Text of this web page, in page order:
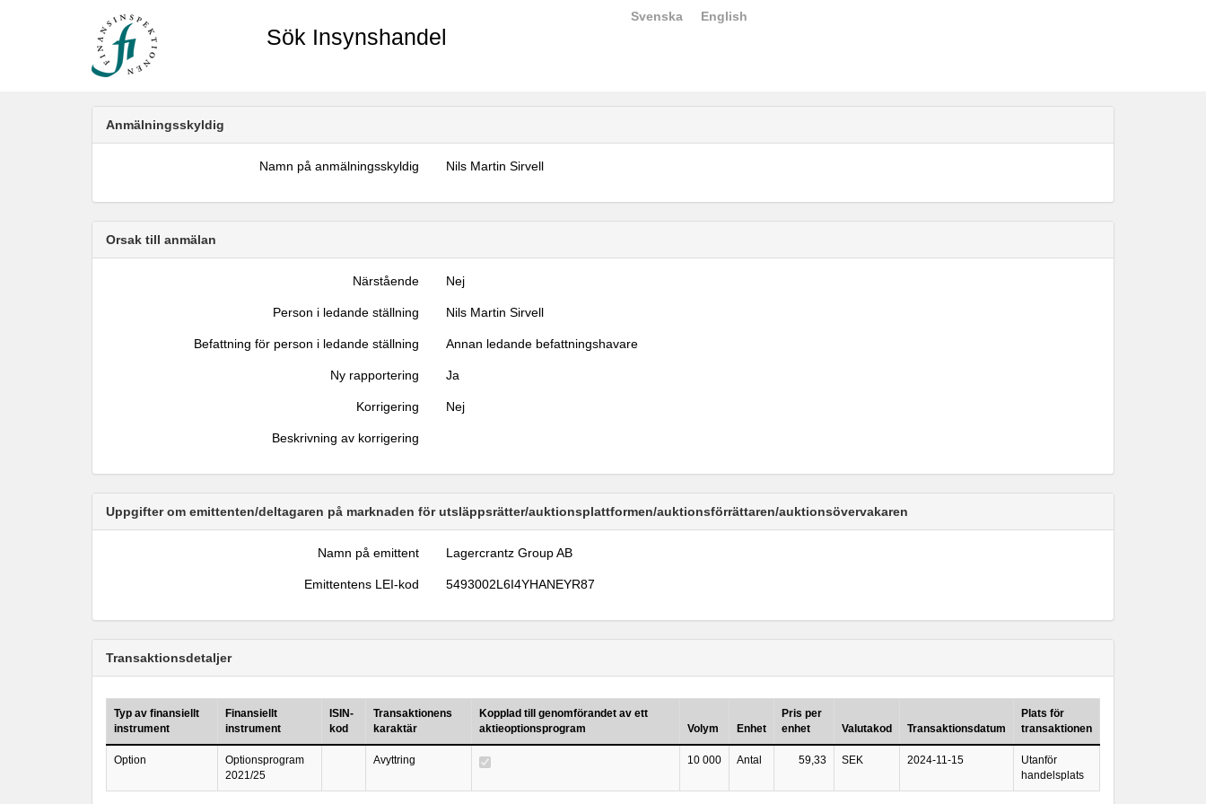
Sök Insynshandel
Svenska English
Anmälningsskyldig
Namn på anmälningsskyldig Nils Martin Sirvell
Orsak till anmälan
Närstående Nej
Person i ledande ställning Nils Martin Sirvell
Befattning för person i ledande ställning Annan ledande befattningshavare
Ny rapportering Ja
Korrigering Nej
Beskrivning av korrigering
Uppgifter om emittenten/deltagaren på marknaden för utsläppsrätter/auktionsplattformen/auktionsförrättaren/auktionsövervakaren
Namn på emittent Lagercrantz Group AB
Emittentens LEI-kod 5493002L6I4YHANEYR87
Transaktionsdetaljer
Typ av finansiellt
instrument
Finansiellt
instrument
ISIN-
kod
Transaktionens
karaktär
Kopplad till genomförandet av ett
aktieoptionsprogram
Volym Enhet
Pris per
enhet
Valutakod Transaktionsdatum
Plats för
transaktionen
Option
Optionsprogram
2021/25
Avyttring 10 000 Antal 59,33 SEK 2024-11-15
Utanför
handelsplats